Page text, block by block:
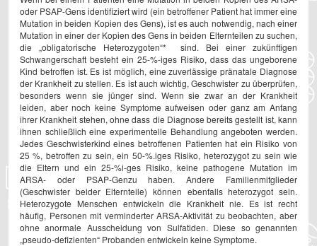
oder PSAP-Gens identifiziert wird (ein betroffener Patient hat immer eine
Mutation in beiden Kopien des Gens), ist es auch notwendig, nach einer
Mutation in einer der Kopien des Gens in beiden Elternteilen zu suchen,
die „obligatorische Heterozygoten“* sind. Bei einer zukünftigen
Schwangerschaft besteht ein 25-%-iges Risiko, dass das ungeborene
Kind betroffen ist. Es ist möglich, eine zuverlässige pränatale Diagnose
der Krankheit zu stellen. Es ist auch wichtig, Geschwister zu überprüfen,
besonders wenn sie jünger sind. Wenn sie zwar an der Krankheit
leiden, aber noch keine Symptome aufweisen oder ganz am Anfang
ihrer Krankheit stehen, ohne dass die Diagnose bereits gestellt ist, kann
ihnen schließlich eine experimentelle Behandlung angeboten werden.
Jedes Geschwisterkind eines betroffenen Patienten hat ein Risiko von
25 %, betroffen zu sein, ein 50-%.iges Risiko, heterozygot zu sein wie
die Eltern und ein 25-%i-ges Risiko, keine pathogene Mutation im
ARSA- oder PSAP-Genzu haben. Andere Familienmitglieder
(Geschwister beider Elternteile) können ebenfalls heterozygot sein.
Heterozygote Menschen entwickeln die Krankheit nie. Es ist recht
häufig, Personen mit verminderter ARSA-Aktivität zu beobachten, aber
ohne anormale Ausscheidung von Sulfatiden. Diese so genannten
„pseudo-defizienten“ Probanden entwickeln keine Symptome.